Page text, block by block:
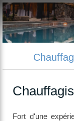
Fort d'une